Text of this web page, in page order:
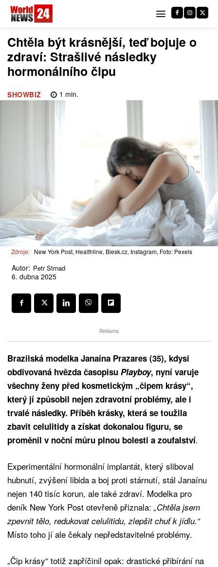
Chtěla být krásnější, teď bojuje o
zdraví: Strašlivé následky
hormonálního čipu
SHOWBIZ 1 min.
Zdroje: New York Post, Healthline, Blesk.cz, Instagram, Foto: Pexels
Autor: Petr Strnad
6. dubna 2025
Reklama
Brazilská modelka Janaína Prazares (35), kdysi
obdivovaná hvězda časopisu Playboy, nyní varuje
všechny ženy před kosmetickým „čipem krásy“,
který jí způsobil nejen zdravotní problémy, ale i
trvalé následky. Příběh krásky, která se toužila
zbavit celulitidy a získat dokonalou figuru, se
proměnil v noční můru plnou bolesti a zoufalství.
Experimentální hormonální implantát, který sliboval
hubnutí, zvýšení libida a boj proti stárnutí, stál Janaínu
nejen 140 tisíc korun, ale také zdraví. Modelka pro
deník New York Post otevřeně přiznala: „Chtěla jsem
zpevnit tělo, redukovat celulitidu, zlepšit chuť k jídlu.“
Místo toho jí ale čekaly nepředstavitelné problémy.
„Čip krásy“ totiž zapříčinil opak: drastické přibírání na